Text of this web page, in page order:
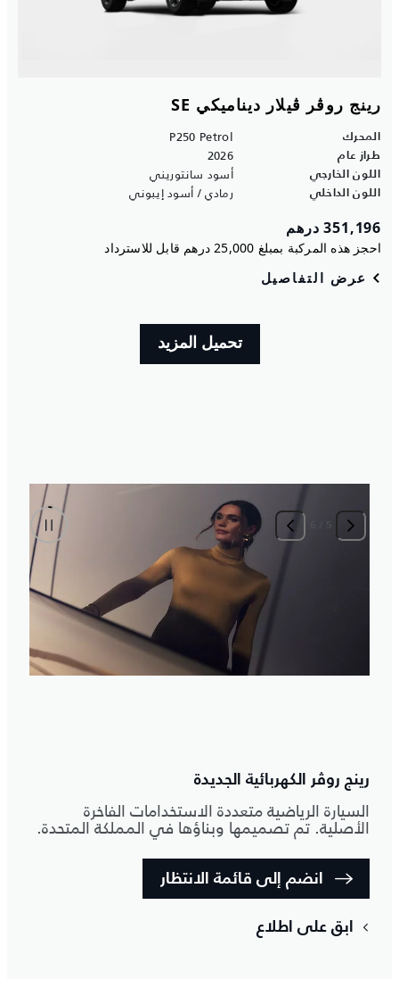
رينج روڤر الكهربائية الجديدة
السيارة الرياضية متعددة الاستخدامات الفاخرة
الأصلية. تم تصميمها وبناؤها في المملكة المتحدة.
انضم إلى قائمة الانتظار
ابق على اطلاع